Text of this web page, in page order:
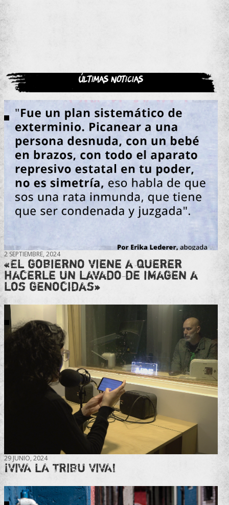
Últimas noticias
2 SEPTIEMBRE, 2024
«El gobierno viene a querer
hacerle un lavado de imagen a
los genocidas»
29 JUNIO, 2024
¡VIVA LA TRIBU VIVA!